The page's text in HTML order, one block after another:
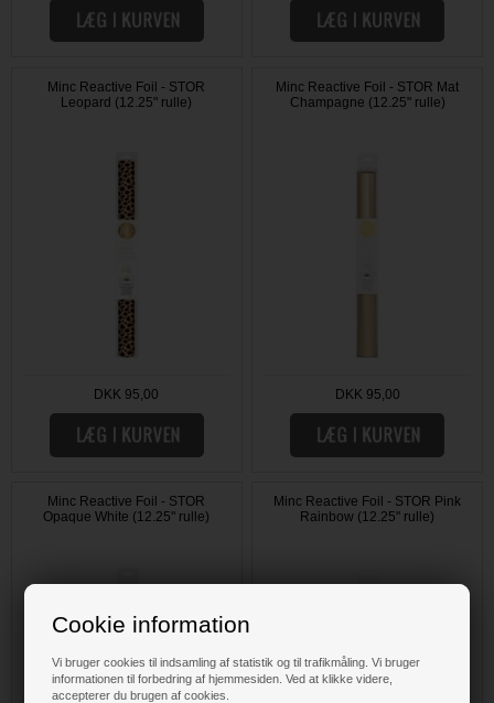
Cookie information
Vi bruger cookies til indsamling af statistik og til trafikmåling. Vi bruger
informationen til forbedring af hjemmesiden. Ved at klikke videre,
accepterer du brugen af cookies.
Minc Reactive Foil - STOR
Leopard (12.25" rulle)
DKK 95,00
Minc Reactive Foil - STOR Mat
Champagne (12.25" rulle)
DKK 95,00
Minc Reactive Foil - STOR
Opaque White (12.25" rulle)
Minc Reactive Foil - STOR Pink
Rainbow (12.25" rulle)